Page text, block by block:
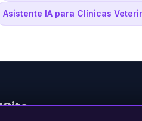
Asistente IA para Clínicas